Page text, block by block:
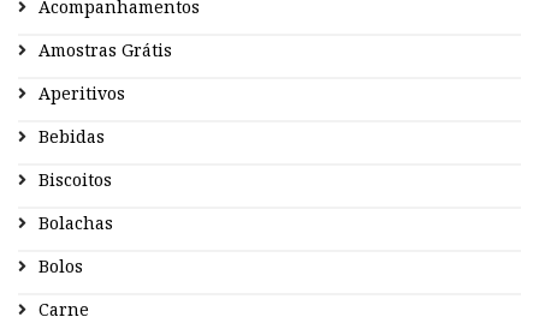
Acompanhamentos
Amostras Grátis
Aperitivos
Bebidas
Biscoitos
Bolachas
Bolos
Carne